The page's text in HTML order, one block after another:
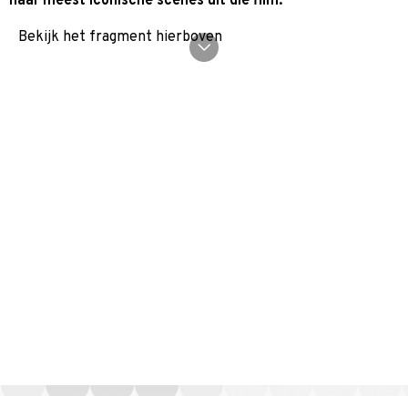
Bekijk het fragment hierboven